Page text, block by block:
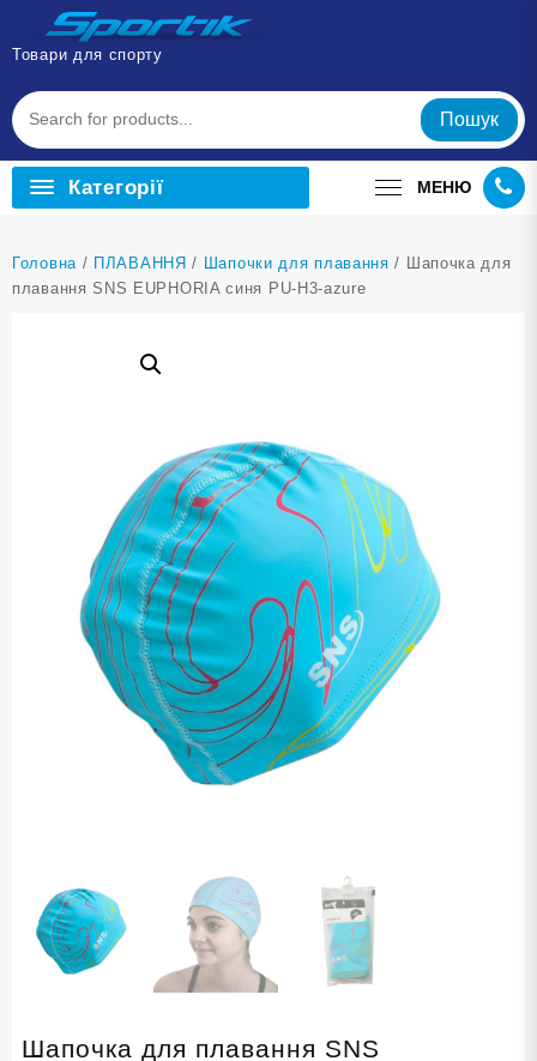
Перейти
вмісту
Товари для спорту
Пошук
Категорії МЕНЮ
Головна / ПЛАВАННЯ / Шапочки для плавання / Шапочка для
плавання SNS EUPHORIA синя PU-H3-azure
Шапочка для плавання SNS